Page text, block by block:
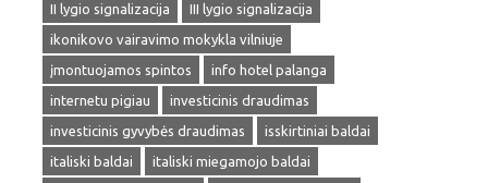
II lygio signalizacija
III lygio signalizacija
ikonikovo vairavimo mokykla vilniuje
įmontuojamos spintos
info hotel palanga
internetu pigiau
investicinis draudimas
investicinis gyvybės draudimas
isskirtiniai baldai
italiski baldai
italiski miegamojo baldai